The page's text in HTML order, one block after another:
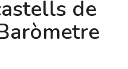
de